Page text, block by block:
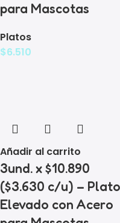
para Mascotas
Platos
$6.510
Añadir al carrito
3und. x $10.890
($3.630 c/u) – Plato
Elevado con Acero